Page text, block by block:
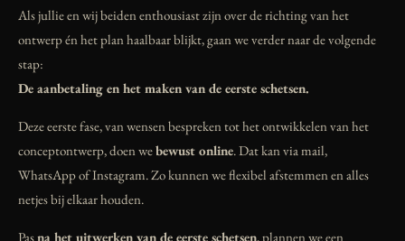
Als jullie en wij beiden enthousiast zijn over de richting van het
ontwerp én het plan haalbaar blijkt, gaan we verder naar de volgende
stap:
De aanbetaling en het maken van de eerste schetsen.
Deze eerste fase, van wensen bespreken tot het ontwikkelen van het
conceptontwerp, doen webewust online. Dat kan via mail,
WhatsApp of Instagram. Zo kunnen we flexibel afstemmen en alles
netjes bij elkaar houden.
Pasna het uitwerken van de eerste schetsen, plannen we een